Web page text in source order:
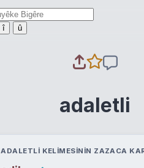
î û
adaletli
ADALETLI KELIMESININ ZAZACA